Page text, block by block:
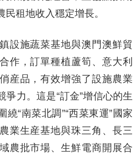
民租地收入穩定增長。
施蔬菜基地與澳門澳鮮貿
作，訂單種植蘆筍、意大利
産品，有效增強了設施農業
爭力。這是“訂金”增信心的生
繞“南菜北調”“西菜東運”國家
業生産基地與珠三角、長三
農批市場、生鮮電商開展合